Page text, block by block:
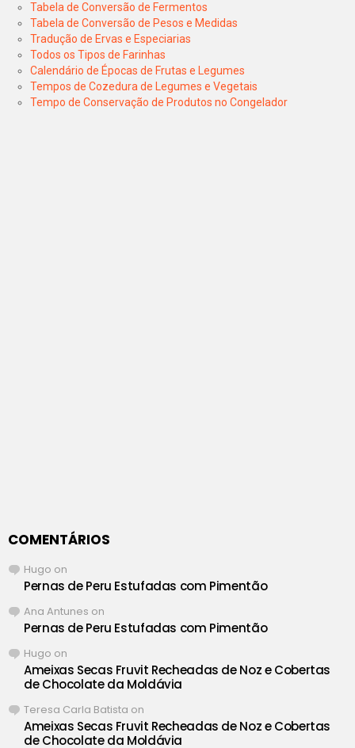
Tabela de Conversão de Fermentos
Tabela de Conversão de Pesos e Medidas
Tradução de Ervas e Especiarias
Todos os Tipos de Farinhas
Calendário de Épocas de Frutas e Legumes
Tempos de Cozedura de Legumes e Vegetais
Tempo de Conservação de Produtos no Congelador
COMENTÁRIOS
Hugo on
Pernas de Peru Estufadas com Pimentão
Ana Antunes on
Pernas de Peru Estufadas com Pimentão
Hugo on
Ameixas Secas Fruvit Recheadas de Noz e Cobertas
de Chocolate da Moldávia
Teresa Carla Batista on
Ameixas Secas Fruvit Recheadas de Noz e Cobertas
de Chocolate da Moldávia